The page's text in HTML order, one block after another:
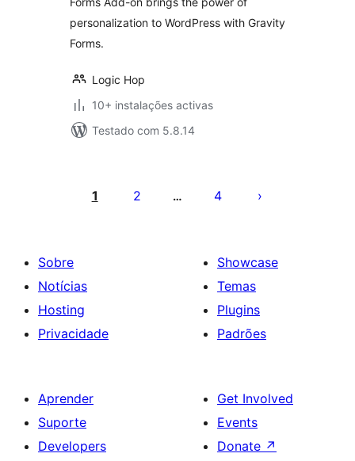
personalization to WordPress with Gravity
Forms.
Logic Hop
10+ instalações activas
Testado com 5.8.14
dos
1 2 … 4
Sobre
Notícias
Hosting
Privacidade
Showcase
Temas
Plugins
Padrões
Aprender
Suporte
Developers
Get Involved
Events
Donate ↗